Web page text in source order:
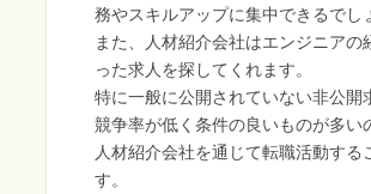
務やスキルアップに集中できるでし
また、人材紹介会社はエンジニア
った求人を探してくれます。
特に一般に公開されていない非公開
競争率が低く条件の良いものが多い
人材紹介会社を通じて転職活動す
す。